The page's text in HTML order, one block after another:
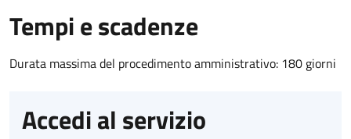
Tempi e scadenze
Durata massima del procedimento amministrativo: 180 giorni
Accedi al servizio